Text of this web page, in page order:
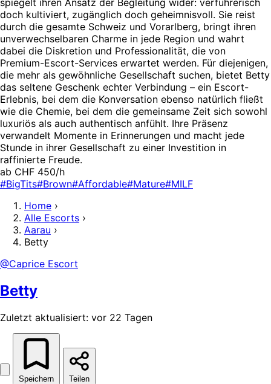
doch kultiviert, zugänglich doch geheimnisvoll. Sie reist
durch die gesamte Schweiz und Vorarlberg, bringt ihren
unverwechselbaren Charme in jede Region und wahrt
dabei die Diskretion und Professionalität, die von
Premium-Escort-Services erwartet werden. Für diejenigen,
die mehr als gewöhnliche Gesellschaft suchen, bietet Betty
das seltene Geschenk echter Verbindung – ein Escort-
Erlebnis, bei dem die Konversation ebenso natürlich fließt
wie die Chemie, bei dem die gemeinsame Zeit sich sowohl
luxuriös als auch authentisch anfühlt. Ihre Präsenz
verwandelt Momente in Erinnerungen und macht jede
Stunde in ihrer Gesellschaft zu einer Investition in
raffinierte Freude.
ab CHF 450/h
#BigTits#Brown#Affordable#Mature#MILF
Home ›
Alle Escorts ›
Aarau ›
Betty
@Caprice Escort
Betty
Zuletzt aktualisiert: vor 22 Tagen
Speichern Teilen